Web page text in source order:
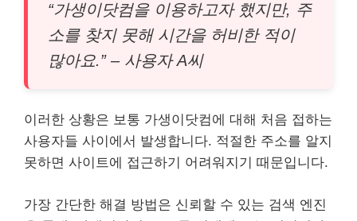
“가생이닷컴을 이용하고자 했지만, 주
소를 찾지 못해 시간을 허비한 적이
많아요.” – 사용자 A씨
이러한 상황은 보통 가생이닷컴에 대해 처음 접하는
사용자들 사이에서 발생합니다. 적절한 주소를 알지
못하면 사이트에 접근하기 어려워지기 때문입니다.
가장 간단한 해결 방법은 신뢰할 수 있는 검색 엔진